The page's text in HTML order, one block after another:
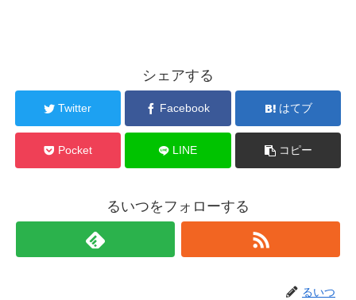
シェアする
Twitter Facebook はてブ
Pocket LINE コピー
るいつをフォローする
るいつ